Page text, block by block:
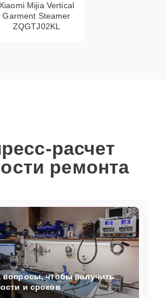
Xiaomi Mijia Vertical
Garment Steamer
ZQGTJ02KL
расчет
ремонта
вопросы, чтобы получить
и сроков